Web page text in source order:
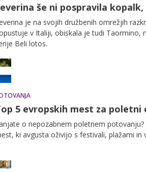
še ni pospravila
je na svojih družbenih omrežjih
v Italiji, obiskala je tudi Taormino,
Beli lotos.
5 evropskih mest za poletni
o nepozabnem poletnem
ki avgusta oživijo s festivali, plažami in